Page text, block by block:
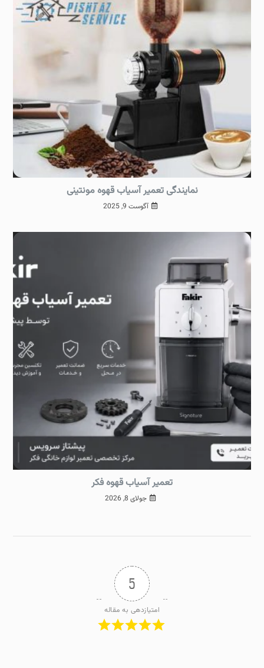
نمایندگی تعمیر آسیاب قهوه مونتینی
آگوست 9, 2025
تعمیر آسیاب قهوه فکر
جولای 8, 2026
5
امتیازدهی به مقاله